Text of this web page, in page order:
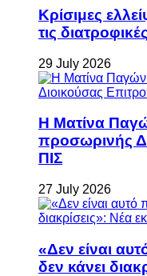
Κρίσιμες
τις
29 July 2026
Η Ματίνα
προσωρινής
ΠΙΣ
27 July 2026
«Δεν είναι
δεν κάνει